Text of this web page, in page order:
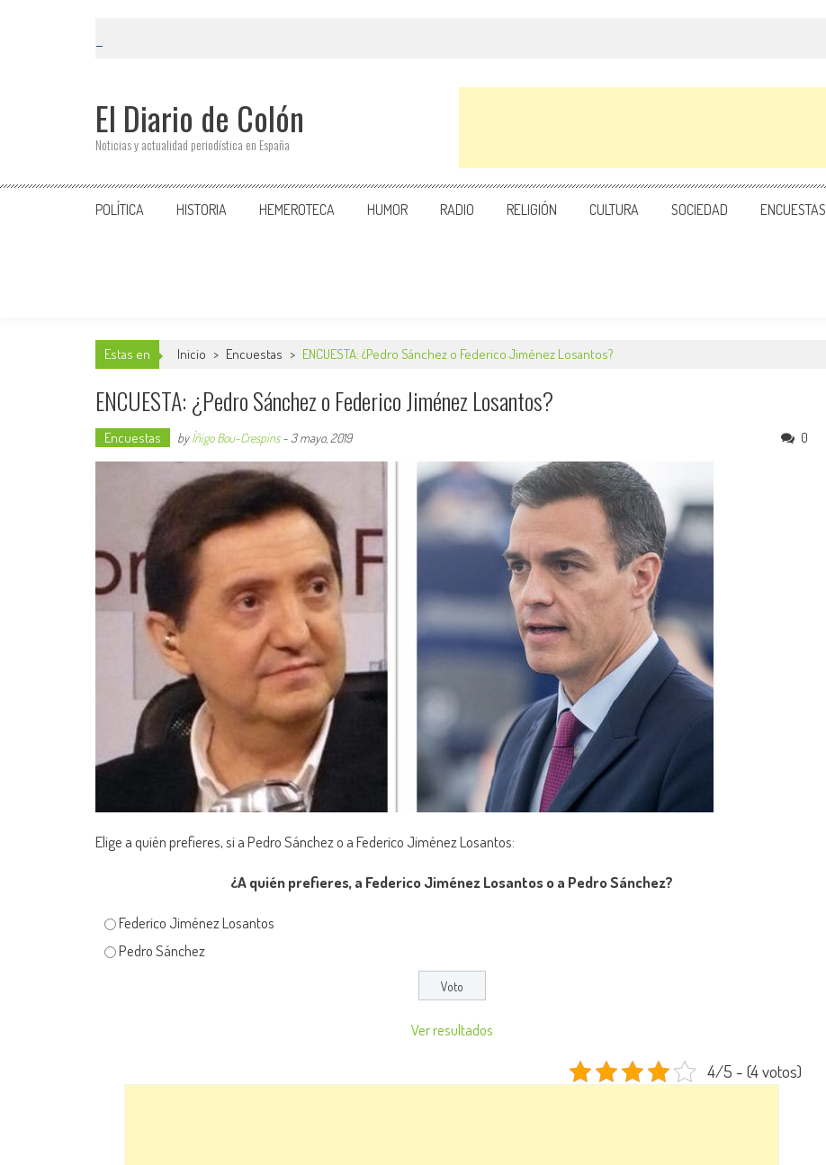
El Diario de Colón
Noticias y actualidad periodística en España
POLÍTICA HISTORIA HEMEROTECA HUMOR RADIO RELIGIÓN CULTURA SOCIEDAD ENCUESTAS
Estas en Inicio > Encuestas > ENCUESTA: ¿Pedro Sánchez o Federico Jiménez Losantos?
ENCUESTA: ¿Pedro Sánchez o Federico Jiménez Losantos?
Encuestas byÍñigo Bou-Crespins- 3 mayo, 2019 0
Elige a quién prefieres, si a Pedro Sánchez o a Federico Jiménez Losantos:
¿A quién prefieres, a Federico Jiménez Losantos o a Pedro Sánchez?
Federico Jiménez Losantos
Pedro Sánchez
Ver resultados
4/5 - (4 votos)